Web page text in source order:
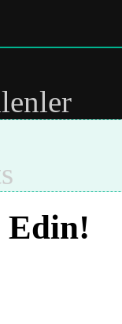
Edin!